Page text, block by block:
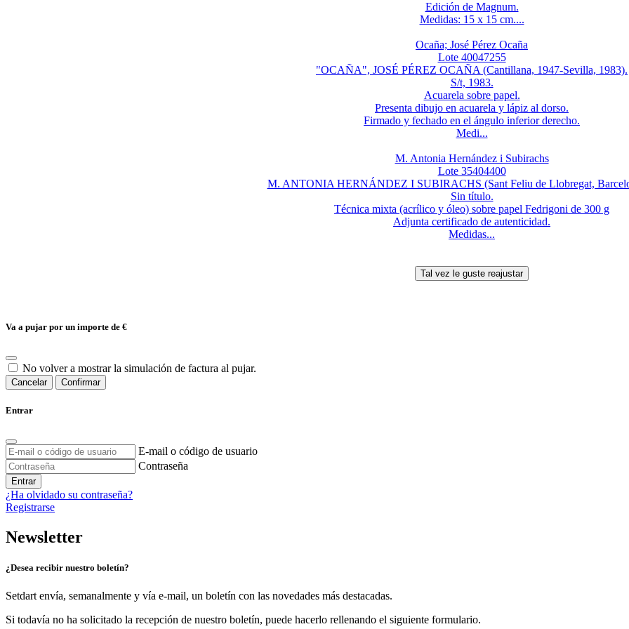
Edición de Magnum.
Medidas: 15 x 15 cm....
Ocaña; José Pérez Ocaña
Lote 40047255
"OCAÑA", JOSÉ PÉREZ OCAÑA (Cantillana, 1947-Sevilla, 1983).
S/t, 1983.
Acuarela sobre papel.
Presenta dibujo en acuarela y lápiz al dorso.
Firmado y fechado en el ángulo inferior derecho.
Medi...
M. Antonia Hernández i Subirachs
Lote 35404400
M. ANTONIA HERNÁNDEZ I SUBIRACHS (Sant Feliu de Llobregat,
Sin título.
Técnica mixta (acrílico y óleo) sobre papel Fedrigoni de 300 g
Adjunta certificado de autenticidad.
Medidas...
Va a pujar por un importe de €
No volver a mostrar la simulación de factura al pujar.
Cancelar Confirmar
Entrar
E-mail o código de usuario
Contraseña
Entrar
¿Ha olvidado su contraseña?
Registrarse
Newsletter
¿Desea recibir nuestro boletín?
Setdart envía, semanalmente y vía e-mail, un boletín con las novedades más destacadas.
Si todavía no ha solicitado la recepción de nuestro boletín, puede hacerlo rellenando el siguiente formulario.